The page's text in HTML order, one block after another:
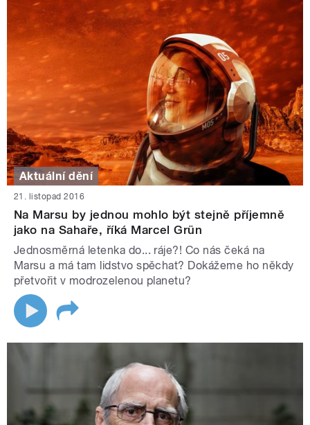
Aktuální dění
21. listopad 2016
Na Marsu by jednou mohlo být stejně příjemně
jako na Sahaře, říká Marcel Grün
Jednosměrná letenka do... ráje?! Co nás čeká na
Marsu a má tam lidstvo spěchat? Dokážeme ho někdy
přetvořit v modrozelenou planetu?